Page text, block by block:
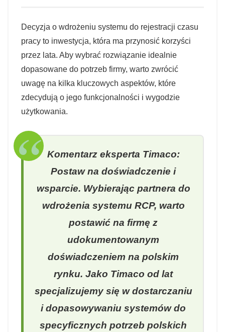
Decyzja o wdrożeniu systemu do rejestracji czasu
pracy to inwestycja, która ma przynosić korzyści
przez lata. Aby wybrać rozwiązanie idealnie
dopasowane do potrzeb firmy, warto zwrócić
uwagę na kilka kluczowych aspektów, które
zdecydują o jego funkcjonalności i wygodzie
użytkowania.
Komentarz eksperta Timaco:
Postaw na doświadczenie i
wsparcie. Wybierając partnera do
wdrożenia systemu RCP, warto
postawić na firmę z
udokumentowanym
doświadczeniem na polskim
rynku. Jako Timaco od lat
specjalizujemy się w dostarczaniu
i dopasowywaniu systemów do
specyficznych potrzeb polskich